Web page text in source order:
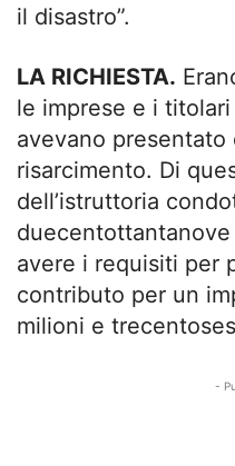
il disastro”.
LA RICHIESTA.
le imprese e i
avevano presentato
risarcimento. Di
dell’istruttoria
avere i requisiti per
contributo per un
milioni e
-